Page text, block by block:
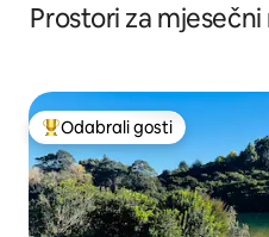
Prostori za
Među najviše rangiranima s
Odabrali gosti